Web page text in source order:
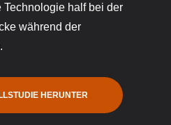
half bei der
während der
HERUNTER